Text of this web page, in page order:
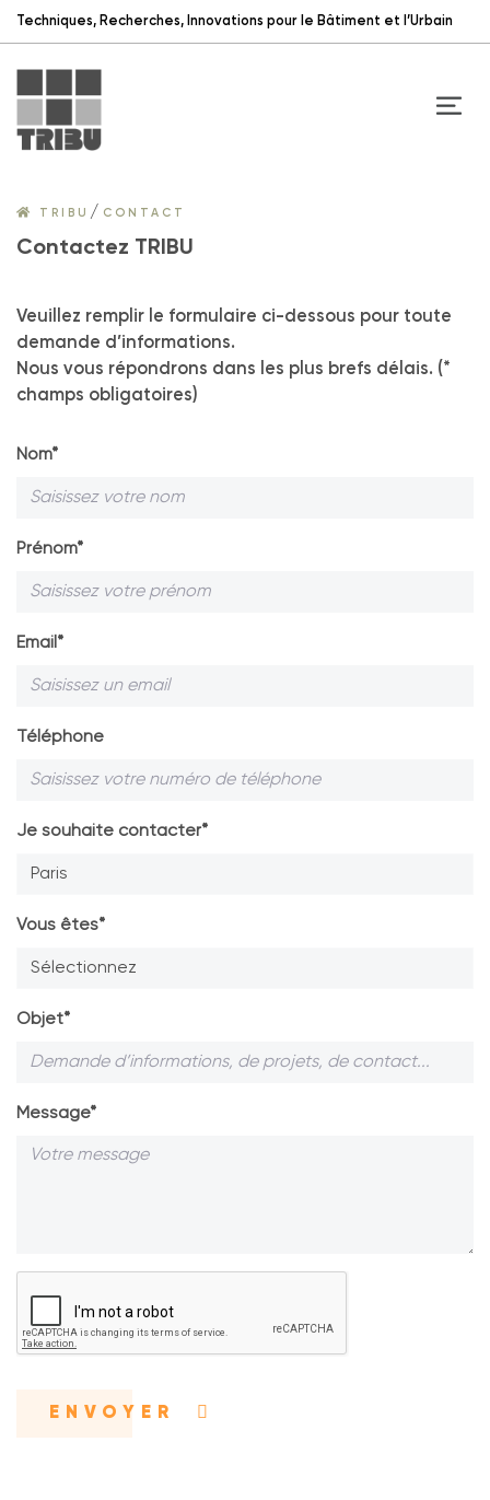
Techniques, Recherches, Innovations pour le Bâtiment et l’Urbain
TRIBU / CONTACT
Contactez TRIBU
Veuillez remplir le formulaire ci-dessous pour toute
demande d’informations.
Nous vous répondrons dans les plus brefs délais. (*
champs obligatoires)
Nom*
Prénom*
Email*
Téléphone
Je souhaite contacter*
Paris
Vous êtes*
Sélectionnez
Objet*
Message*
ENVOYER